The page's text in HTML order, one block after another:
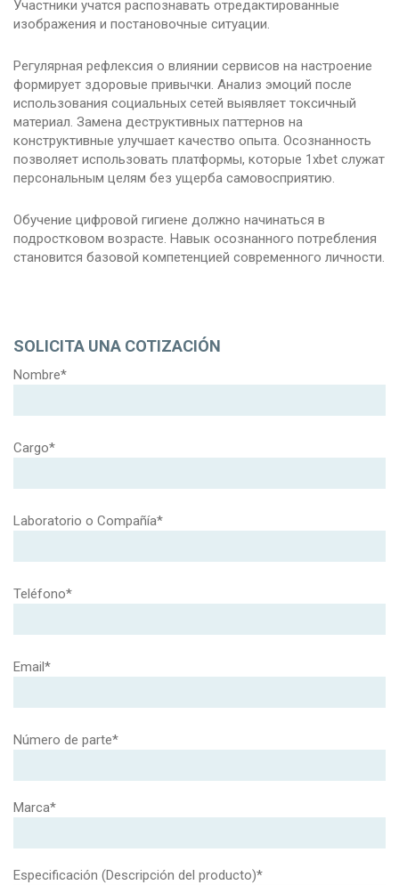
Участники учатся распознавать отредактированные
изображения и постановочные ситуации.
Регулярная рефлексия о влиянии сервисов на настроение
формирует здоровые привычки. Анализ эмоций после
использования социальных сетей выявляет токсичный
материал. Замена деструктивных паттернов на
конструктивные улучшает качество опыта. Осознанность
позволяет использовать платформы, которые 1xbet служат
персональным целям без ущерба самовосприятию.
Обучение цифровой гигиене должно начинаться в
подростковом возрасте. Навык осознанного потребления
становится базовой компетенцией современного личности.
SOLICITA UNA COTIZACIÓN
Nombre*
Cargo*
Laboratorio o Compañía*
Teléfono*
Email*
Número de parte*
Marca*
Especificación (Descripción del producto)*